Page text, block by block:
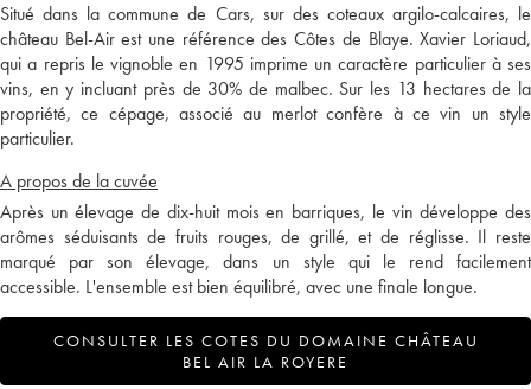
Situé dans la commune de Cars, sur des coteaux argilo-calcaires, le
château Bel-Air est une référence des Côtes de Blaye. Xavier Loriaud,
qui a repris le vignoble en 1995 imprime un caractère particulier à ses
vins, en y incluant près de 30% de malbec. Sur les 13 hectares de la
propriété, ce cépage, associé au merlot confère à ce vin un style
particulier.
A propos de la cuvée
Après un élevage de dix-huit mois en barriques, le vin développe des
arômes séduisants de fruits rouges, de grillé, et de réglisse. Il reste
marqué par son élevage, dans un style qui le rend facilement
accessible. L'ensemble est bien équilibré, avec une finale longue.
CONSULTER LES COTES DU DOMAINE CHÂTEAU
BEL AIR LA ROYERE